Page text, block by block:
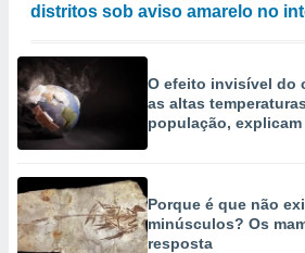
distritos sob aviso amarelo no
O efeito invisível do
as altas
população,
Porque é que não
minúsculos? Os
resposta